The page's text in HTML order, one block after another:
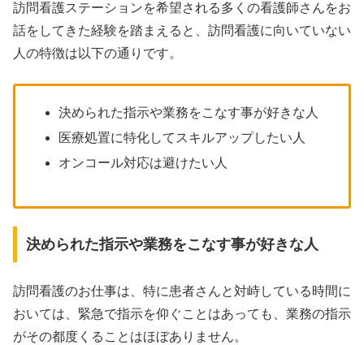
訪問看護ステーションを希望される多くの看護師さんをお
話をしてきた経験を踏まえると、訪問看護に向いていない
人の特徴は以下の通りです。
決められた指示や業務をこなす事が好きな人
医療処置に特化してスキルアップしたい人
オンコール対応は避けたい人
決められた指示や業務をこなす事が好きな人
訪問看護のお仕事は、特に患者さんと対峙している時間に
おいては、緊急で指示を仰ぐことはあっても、業務の指示
がその都度くることはほぼありません。